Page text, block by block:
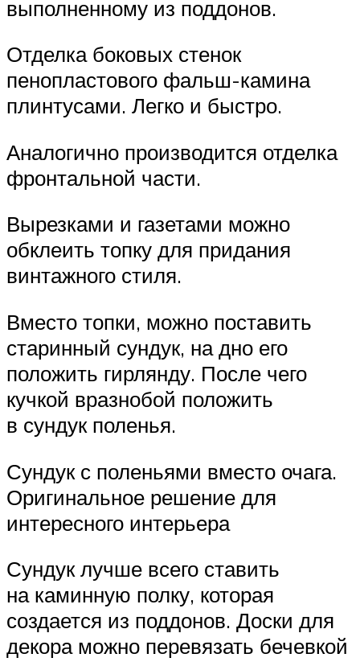
выполненному из поддонов.
Отделка боковых стенок
пенопластового фальш-камина
плинтусами. Легко и быстро.
Аналогично производится отделка
фронтальной части.
Вырезками и газетами можно
обклеить топку для придания
винтажного стиля.
Вместо топки, можно поставить
старинный сундук, на дно его
положить гирлянду. После чего
кучкой вразнобой положить
в сундук поленья.
Сундук с поленьями вместо очага.
Оригинальное решение для
интересного интерьера
Сундук лучше всего ставить
на каминную полку, которая
создается из поддонов. Доски для
декора можно перевязать бечевкой